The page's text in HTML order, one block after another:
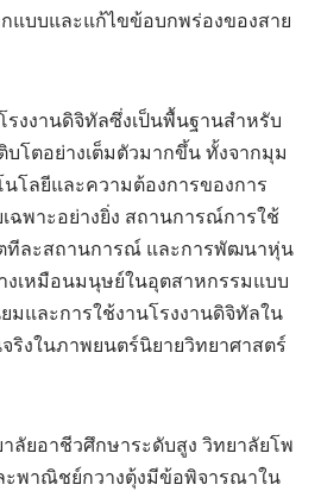
แบบและแก้ไขข้อบกพร่องของสาย
งงานดิจิทัลซึ่งเป็นพื้นฐานสำหรับ
บโตอย่างเต็มตัวมากขึ้น ทั้งจากมุม
โลยีและความต้องการของการ
พาะอย่างยิ่ง สถานการณ์การใช้
ทีละสถานการณ์ และการพัฒนาหุ่น
เหมือนมนุษย์ในอุตสาหกรรมแบบ
มและการใช้งานโรงงานดิจิทัลใน
ริงในภาพยนตร์นิยายวิทยาศาสตร์
ลัยอาชีวศึกษาระดับสูง วิทยาลัยโพ
ะพาณิชย์กวางตุ้งมีข้อพิจารณาใน